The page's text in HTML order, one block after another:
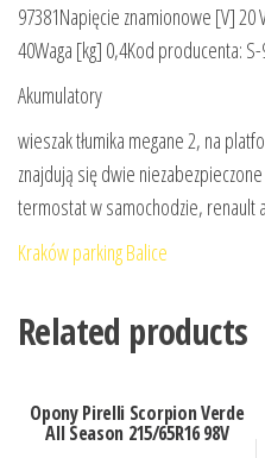
97381Napięcie znamionowe [V]
40Waga [kg] 0,4Kod producenta: S-
Akumulatory
wieszak tłumika megane 2, na
znajdują się dwie
termostat w samochodzie, renault
Kraków parking Balice
Related products
Opony Pirelli Scorpion Verde
All Season 215/65R16 98V